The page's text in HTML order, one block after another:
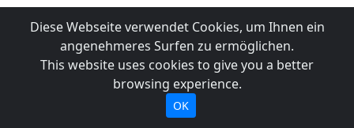
Diese Webseite verwendet Cookies, um Ihnen ein
angenehmeres Surfen zu ermöglichen.
This website uses cookies to give you a better
browsing experience.
OK